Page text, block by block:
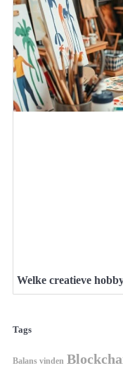
Welke creatieve
Tags
Balans vinden